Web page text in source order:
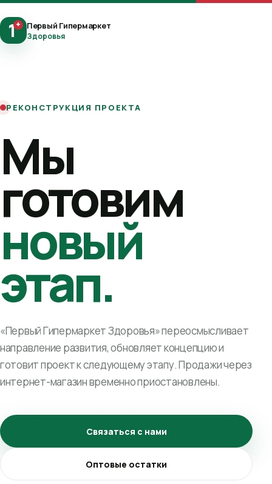
1+ Первый Гипермаркет
Здоровья
РЕКОНСТРУКЦИЯ ПРОЕКТА
Мы
готовим
новый
этап.
«Первый Гипермаркет Здоровья» переосмысливает
направление развития, обновляет концепцию и
готовит проект к следующему этапу. Продажи через
интернет-магазин временно приостановлены.
Связаться с нами
Оптовые остатки